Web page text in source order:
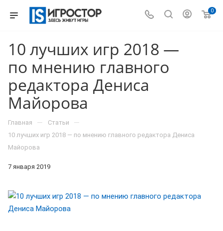
0
10 лучших игр 2018 —
по мнению главного
редактора Дениса
Майорова
Главная — Статьи —
10 лучших игр 2018 — по мнению главного редактора Дениса
Майорова
7 января 2019